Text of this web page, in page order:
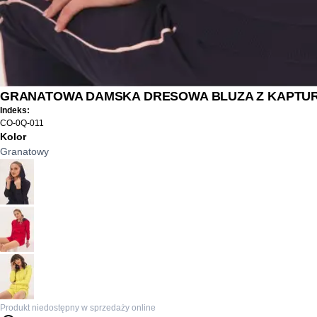
GRANATOWA DAMSKA DRESOWA BLUZA Z
Indeks:
CO-0Q-011
Kolor
Granatowy
Produkt niedostępny w sprzedaży online